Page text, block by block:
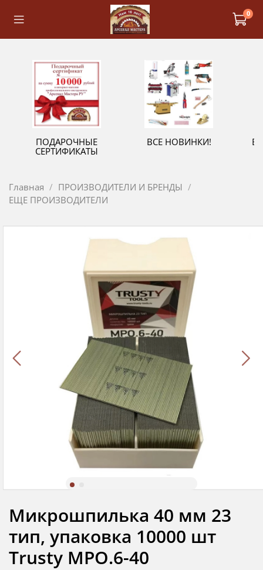
0
ПОДАРОЧНЫЕ
СЕРТИФИКАТЫ
ВСЕ НОВИНКИ!
Главная
ПРОИЗВОДИТЕЛИ И БРЕНДЫ
ЕЩЕ ПРОИЗВОДИТЕЛИ
Микрошпилька 40 мм 23
тип, упаковка 10000 шт
Trusty MPO.6-40